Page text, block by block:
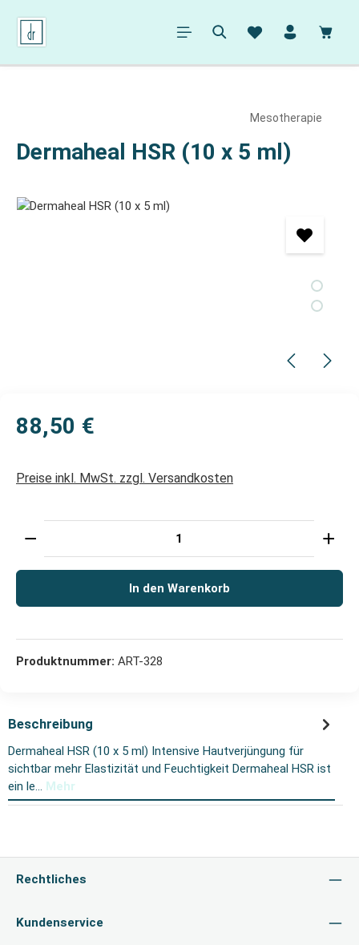
springen
Mesotherapie
Dermaheal HSR (10 x 5 ml)
Bildergalerie überspringen
88,50 €
Preise inkl. MwSt. zzgl. Versandkosten
Produkt Anzahl: Gib den gewünschten Wert ein
In den Warenkorb
Produktnummer: ART-328
Beschreibung
Dermaheal HSR (10 x 5 ml) Intensive Hautverjüngung für
sichtbar mehr Elastizität und Feuchtigkeit Dermaheal HSR ist
ein le… Mehr
Rechtliches
Kundenservice